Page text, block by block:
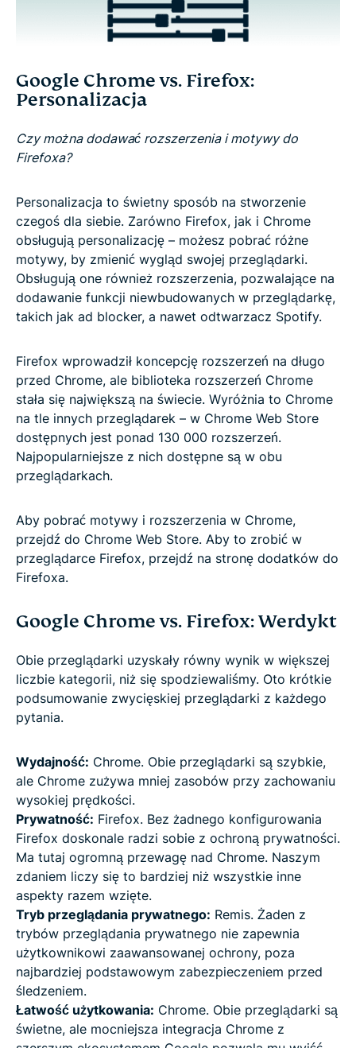
Google Chrome vs. Firefox:
Personalizacja
Czy można dodawać rozszerzenia i motywy do
Firefoxa?
Personalizacja to świetny sposób na stworzenie
czegoś dla siebie. Zarówno Firefox, jak i Chrome
obsługują personalizację – możesz pobrać różne
motywy, by zmienić wygląd swojej przeglądarki.
Obsługują one również rozszerzenia, pozwalające na
dodawanie funkcji niewbudowanych w przeglądarkę,
takich jak ad blocker, a nawet odtwarzacz Spotify.
Firefox wprowadził koncepcję rozszerzeń na długo
przed Chrome, ale biblioteka rozszerzeń Chrome
stała się największą na świecie. Wyróżnia to Chrome
na tle innych przeglądarek – w Chrome Web Store
dostępnych jest ponad 130 000 rozszerzeń.
Najpopularniejsze z nich dostępne są w obu
przeglądarkach.
Aby pobrać motywy i rozszerzenia w Chrome,
przejdź do Chrome Web Store. Aby to zrobić w
przeglądarce Firefox, przejdź na stronę dodatków do
Firefoxa.
Google Chrome vs. Firefox: Werdykt
Obie przeglądarki uzyskały równy wynik w większej
liczbie kategorii, niż się spodziewaliśmy. Oto krótkie
podsumowanie zwycięskiej przeglądarki z każdego
pytania.
Wydajność: Chrome. Obie przeglądarki są szybkie,
ale Chrome zużywa mniej zasobów przy zachowaniu
wysokiej prędkości.
Prywatność: Firefox. Bez żadnego konfigurowania
Firefox doskonale radzi sobie z ochroną prywatności.
Ma tutaj ogromną przewagę nad Chrome. Naszym
zdaniem liczy się to bardziej niż wszystkie inne
aspekty razem wzięte.
Tryb przeglądania prywatnego: Remis. Żaden z
trybów przeglądania prywatnego nie zapewnia
użytkownikowi zaawansowanej ochrony, poza
najbardziej podstawowym zabezpieczeniem przed
śledzeniem.
Łatwość użytkowania: Chrome. Obie przeglądarki są
świetne, ale mocniejsza integracja Chrome z